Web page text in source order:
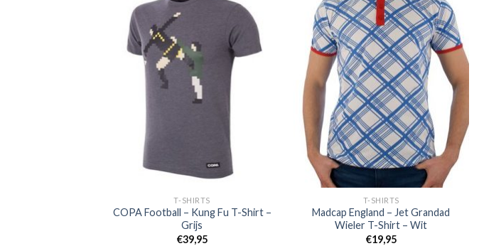
T-SHIRTS
COPA Football – Kung Fu T-Shirt –
Grijs
€39,95
T-SHIRTS
Madcap England – Jet Grandad
Wieler T-Shirt – Wit
€19,95